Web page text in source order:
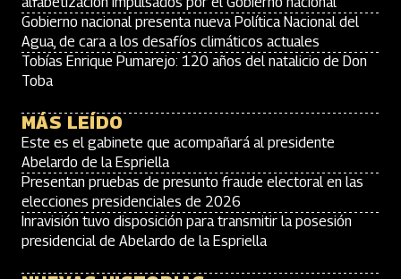
Gobierno nacional presenta nueva Política Nacional del
Agua, de cara a los desafíos climáticos actuales
Tobías Enrique Pumarejo: 120 años del natalicio de Don
Toba
MÁS LEÍDO
Este es el gabinete que acompañará al presidente
Abelardo de la Espriella
Presentan pruebas de presunto fraude electoral en las
elecciones presidenciales de 2026
Inravisión tuvo disposición para transmitir la posesión
presidencial de Abelardo de la Espriella